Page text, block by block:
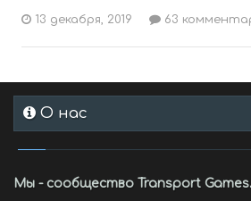
13 декабря, 2019 63
О нас
Мы - сообщество Transport Games.